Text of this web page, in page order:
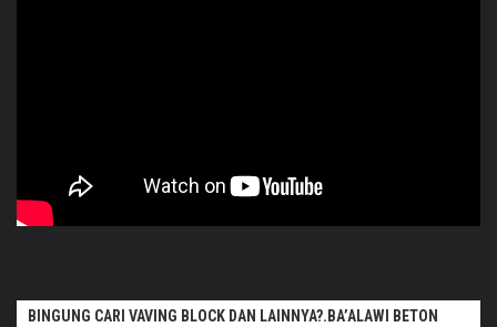
BINGUNG CARI VAVING BLOCK DAN LAINNYA?.BA’ALAWI BETON